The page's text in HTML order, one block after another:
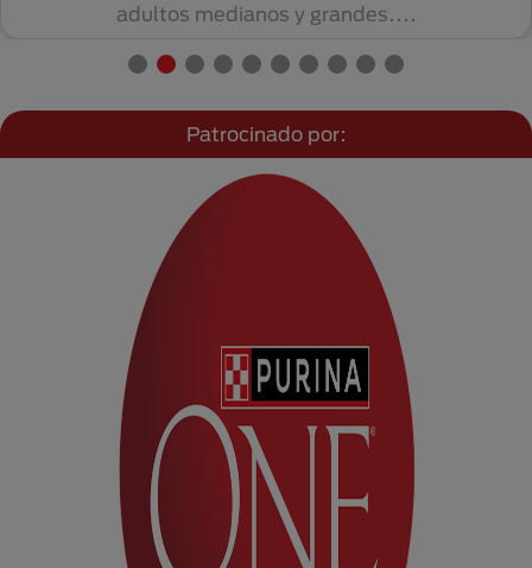
adultos medianos y grandes....
Patrocinado por: